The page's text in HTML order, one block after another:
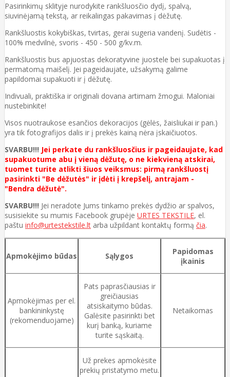
Pasirinkimų sklityje nurodykite rankšluosčio dydį, spalvą,
siuvinėjamą tekstą, ar reikalingas pakavimas į dėžutę.
Rankšluostis kokybiškas, tvirtas, gerai sugeria vandenį. Sudėtis -
100% medvilnė, svoris - 450 - 500 g/kv.m.
Rankšluostis bus apjuostas dekoratyvine juostele bei supakuotas į
permatomą maišelį. Jei pageidaujate, užsakymą galime
papildomai supakuoti ir į dėžutę.
Indivuali, praktiška ir originali dovana artimam žmogui. Maloniai
nustebinkite!
Visos nuotraukose esančios dekoracijos (gėlės, žaisliukai ir pan.)
yra tik fotografijos dalis ir į prekės kainą nėra įskaičiuotos.
SVARBU!!! Jei perkate du rankšluosčius ir pageidaujate, kad
supakuotume abu į vieną dėžutę, o ne kiekvieną atskirai,
tuomet turite atlikti šiuos veiksmus: pirmą rankšluostį
pasirinkti "Be dėžutės" ir įdėti į krepšelį, antrajam -
"Bendra dėžutė".
SVARBU!!! Jei neradote Jums tinkamo prekės dydžio ar spalvos,
susisiekite su mumis Facebook grupėje URTES TEKSTILE, el.
paštu info@urtestekstile.lt arba užpildant kontaktų formą čia.
Apmokėjimo būdas Sąlygos
Papidomas
įkainis
Apmokėjimas per el.
bankininkystę
(rekomenduojame)
Pats paprasčiausias ir
greičiausias
atsiskaitymo būdas.
Galėsite pasirinkti bet
kurį banką, kuriame
turite sąskaitą.
Netaikomas
Už prekes apmokėsite
prekių pristatymo metu.